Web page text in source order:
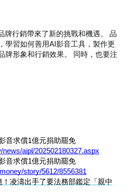
牌行銷帶來了新的挑戰和機遇。 品
學習如何善用AI影音工具，製作更
牌形象和行銷效果。 同時，也要注
音求償1億元捐助罷免
aipl/202502180327.aspx
音求償1億元捐助罷免
story/5612/8556381
凌濤出手了要法務部鑑定「親中